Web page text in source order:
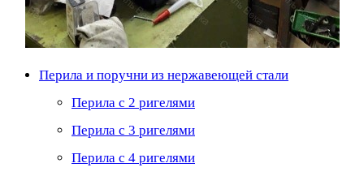
Перила и поручни из нержавеющей стали
Перила с 2 ригелями
Перила с 3 ригелями
Перила с 4 ригелями